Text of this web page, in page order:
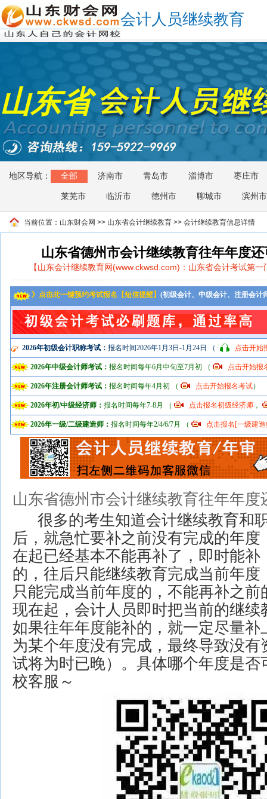
会计人员继续教育
山东省
地区导航： 全部 济南市 青岛市 淄博市 枣庄市
莱芜市 临沂市 德州市 聊城市 滨州市
当前位置： 山东财会网 >> 山东省会计继续教育 >> 会计继续教育信息详情
山东省德州市会计继续教育往年年度
【山东会计继续教育网(www.ckwsd.com)：山东省会计考试第一
》点击此一键预约考试报名【短信提醒】(初级会计、中级会计、注册会
2026年初级会计职称考试：报名时间2026年1月3日-1月24日 （ 点击开始
2026年中级会计师考试：报名时间每年6月中旬至7月初 （ 点击开始报
2026年注册会计师考试：报名时间每年4月初 （ 点击开始报名考试）
2026年初/中级经济师：报名时间每年7-8月 （ 点击报名初级经济师 ，
2026年一级/二级建造师：报名时间每年2/4/6/7月 （ 点击报名[一级建
山东省德州市会计继续教育往年年度
很多的考生知道会计继续教育和
后，就急忙要补之前没有完成的年
在起已经基本不能再补了，即时能补
的，往后只能继续教育完成当前年度
只能完成当前年度的，不能再补之
现在起，会计人员即时把当前的继续
如果往年年度能补的，就一定尽量补
为某个年度没有完成，最终导致没
试将为时已晚）。具体哪个年度是否
校客服～